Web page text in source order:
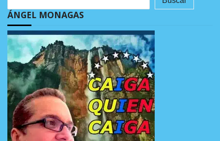
ÁNGEL MONAGAS